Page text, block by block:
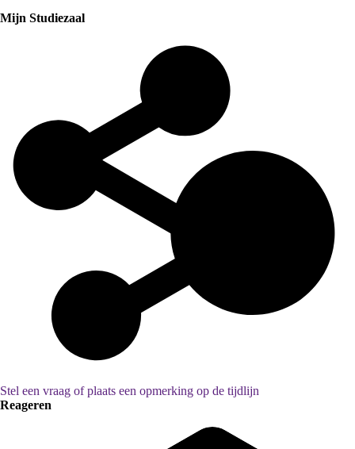
Mijn Studiezaal
Stel een vraag of plaats een opmerking op de tijdlijn
Reageren